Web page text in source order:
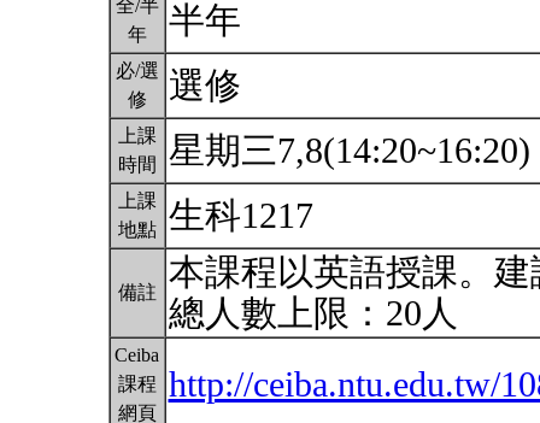
全/半
年
半年
必/選
修
選修
上課
時間
星期三7,8(14:20~16:20)
上課
地點
生科1217
備註
本課程以英語授課。
總人數上限：20人
Ceiba
課程
網頁
http://ceiba.ntu.edu.tw/